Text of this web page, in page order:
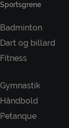
Sportsgrene
Badminton
Dart og billard
Fitness
Gymnastik
Håndbold
Petanque